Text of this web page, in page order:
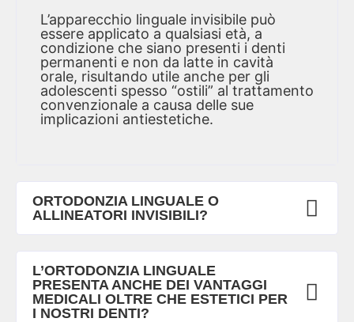
L’apparecchio linguale invisibile può
essere applicato a qualsiasi età, a
condizione che siano presenti i denti
permanenti e non da latte in cavità
orale, risultando utile anche per gli
adolescenti spesso “ostili” al trattamento
convenzionale a causa delle sue
implicazioni antiestetiche.
ORTODONZIA LINGUALE O
ALLINEATORI INVISIBILI?
L’ORTODONZIA LINGUALE
PRESENTA ANCHE DEI VANTAGGI
MEDICALI OLTRE CHE ESTETICI PER
I NOSTRI DENTI?